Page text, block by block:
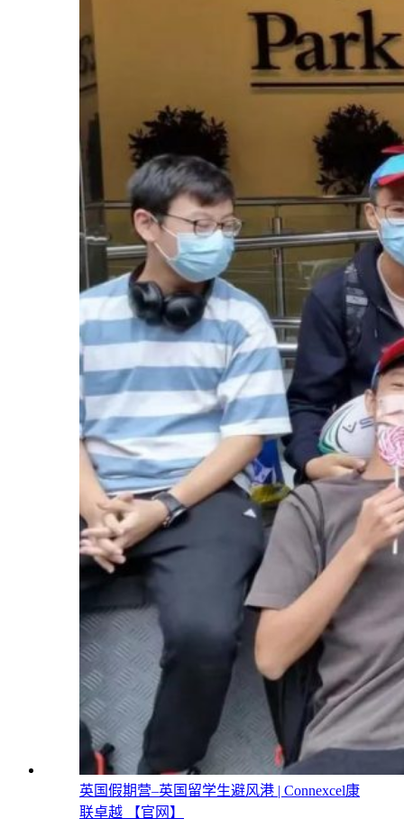
英国假期营–英国留学生避风港 | Connexcel康
联卓越 【官网】